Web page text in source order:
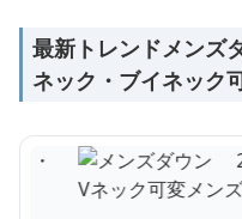
最新トレンドメンズ
ネック・ブイネック